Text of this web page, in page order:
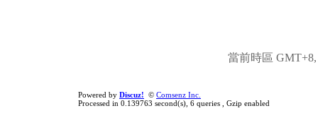
當前時區 GMT+8,
Powered by Discuz! © Comsenz Inc.
Processed in 0.139763 second(s), 6 queries , Gzip enabled